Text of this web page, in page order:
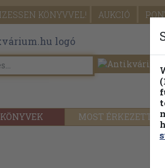
KÖNYVVEL! AUKCIÓ
MOST ÉRKEZETT